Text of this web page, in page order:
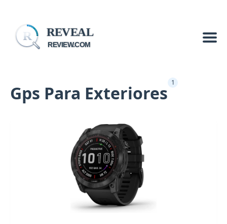
R REVEAL
REVIEW.COM
Gps Para Exteriores 1